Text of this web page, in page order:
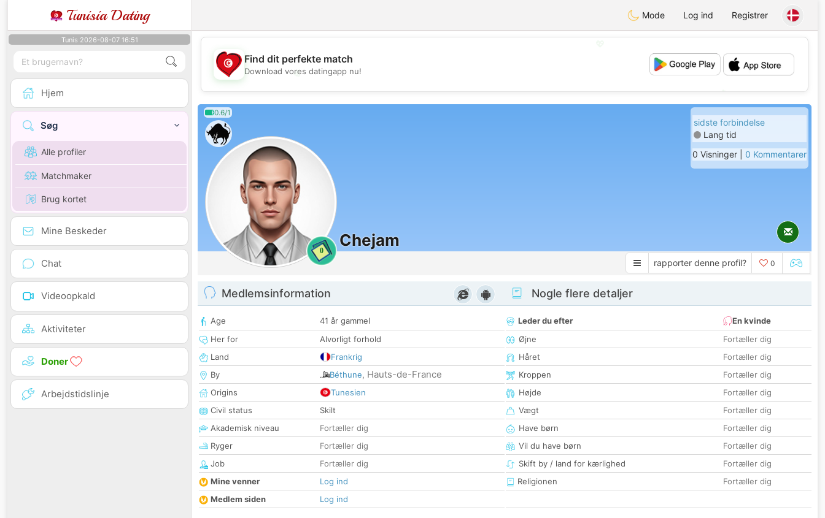
Tunisia Dating Mode Log ind Registrer
Tunis 2026-08-07 16:51
Hjem
Søg
Alle profiler
Matchmaker
Brug kortet
Mine Beskeder
Chat
Videoopkald
Aktiviteter
Doner
Arbejdstidslinje
💖
💕
Find dit perfekte match
Download vores datingapp nu!
0.6/1
0
Chejam
sidste forbindelse
Lang tid
0 Visninger | 0 Kommentarer
rapporter denne profil? 0
Medlemsinformation
Age
41 år gammel
Her for
Alvorligt forhold
Land
Frankrig
By
Béthune, Hauts-de-France
Origins
Tunesien
Civil status
Skilt
Akademisk niveau
Fortæller dig
Ryger
Fortæller dig
Job
Fortæller dig
Mine venner
Log ind
Medlem siden
Log ind
Nogle flere detaljer
Leder du efter
En kvinde
Øjne
Fortæller dig
Håret
Fortæller dig
Kroppen
Fortæller dig
Højde
Fortæller dig
Vægt
Fortæller dig
Have børn
Fortæller dig
Vil du have børn
Fortæller dig
Skift by / land for kærlighed
Fortæller dig
Religionen
Fortæller dig